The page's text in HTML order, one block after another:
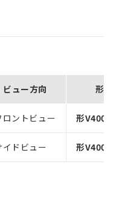
ビュー方向 形式
ロントビュー 形V400-
イドビュー 形V400-